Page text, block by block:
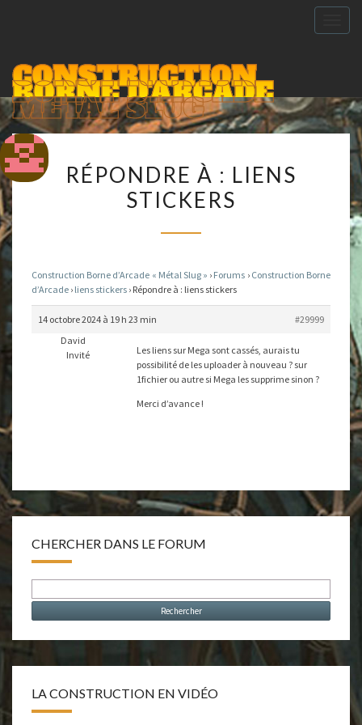
CONSTRUCTION
BORNE D'ARCADE
METAL SLUG
À :
LIENS
RÉPONDRE À : LIENS
STICKERS
Construction Borne d’Arcade « Métal Slug » › Forums › Construction Borne
d’Arcade › liens stickers › Répondre à : liens stickers
14 octobre 2024 à 19 h 23 min
#29999
David
Invité
Les liens sur Mega sont cassés, aurais tu
possibilité de les uploader à nouveau ? sur
1fichier ou autre si Mega les supprime sinon ?
Merci d’avance !
CHERCHER DANS LE FORUM
LA CONSTRUCTION EN VIDÉO